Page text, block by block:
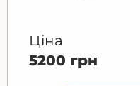
Ціна
5200 грн